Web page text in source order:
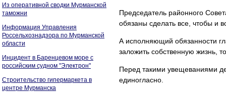
Из оперативной сводки Мурманской
таможни
Информация Управления
Россельхознадзора по Мурманской
области
Инцидент в Баренцевом море с
российским судном "Электрон"
Строительство гипермаркета в
центре Мурманска
Председатель районного
обязаны сделать все, чтобы и
А исполняющий обязанности
заложить собственную жизнь,
Перед такими увещеваниями
единогласно.